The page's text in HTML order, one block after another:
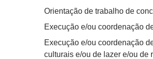
Orientação de trabalho de
Execução e/ou coordenação
Execução e/ou coordenação
culturais e/ou de lazer e/ou de